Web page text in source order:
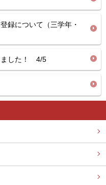
録について（三学年・
ました！ 4/5